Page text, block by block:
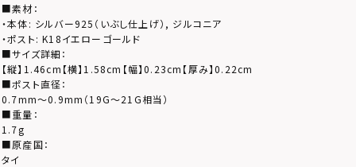
■素材：
・本体: シルバー925（いぶし仕上げ）, ジルコニア
・ポスト: K18イエローゴールド
■サイズ詳細：
【縦】1.46cm【横】1.58cm【幅】0.23cm【厚み】0.22cm
■ポスト直径：
0.7mm～0.9mm（19G～21G相当）
■重量：
1.7g
■原産国：
タイ